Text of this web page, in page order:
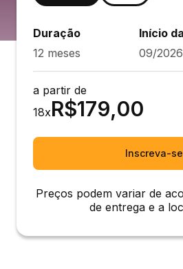
Duração
12 meses
Início
09/2026
a partir de
18xR$179,00
Inscreva-se
Preços podem variar de
de entrega e a